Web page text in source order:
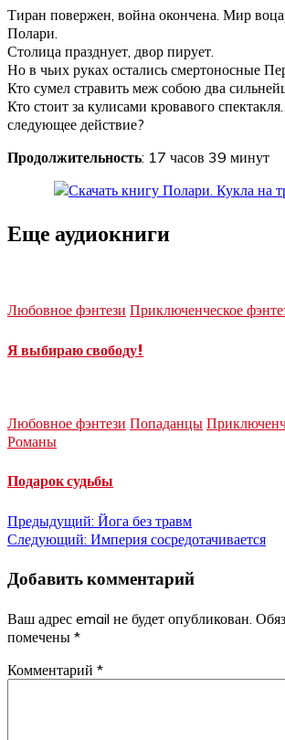
Тиран повержен, война окончена. Мир
Полари.
Столица празднует, двор пирует.
Но в чьих руках остались смертоносные
Кто сумел стравить меж собою два
Кто стоит за кулисами кровавого
следующее действие?
Продолжительность: 17 часов 39 минут
Еще аудиокниги
Любовное фэнтези Приключенческое
Я выбираю свободу!
Любовное фэнтези Попаданцы
Романы
Подарок судьбы
Навигация
записям
Предыдущий: Йога без травм
Следующий: Империя сосредотачивается
Добавить комментарий
Ваш адрес email не будет опубликован.
помечены *
Комментарий *